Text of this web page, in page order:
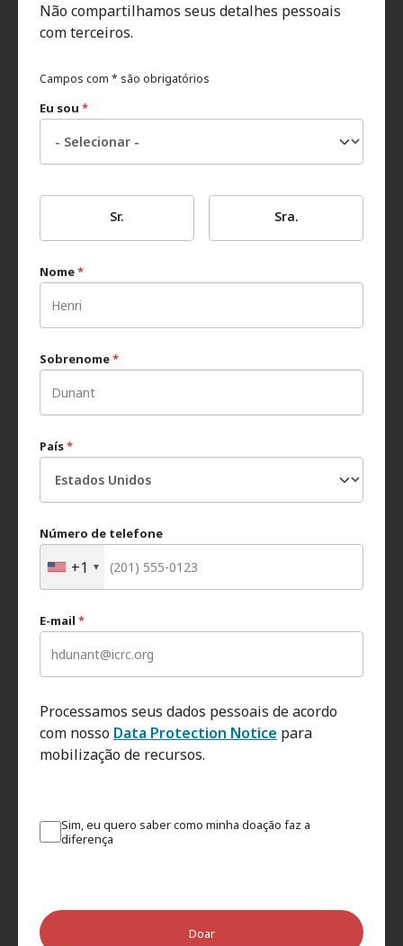
Não compartilhamos seus detalhes pessoais
com terceiros.
Campos com * são obrigatórios
Eu sou *
Sr. Sra.
Nome*
Sobrenome*
País*
Número de telefone
+1
E-mail *
Processamos seus dados pessoais de acordo
com nosso Data Protection Notice para
mobilização de recursos.
Sim, eu quero saber como minha doação faz a
diferença
Doar